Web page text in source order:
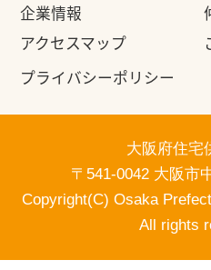
企業情報
アクセスマップ
プライバシーポリシー
大阪府住
〒541-0042 大阪市
Copyright(C) Osaka
All rights